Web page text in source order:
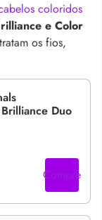
coloridos
e Color
os fios,
Duo
Compre